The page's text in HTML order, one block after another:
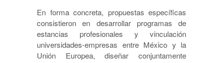
En forma concreta, propuestas específicas
consistieron en desarrollar programas de
estancias profesionales y vinculación
universidades-empresas entre México y la
Unión Europea, diseñar conjuntamente